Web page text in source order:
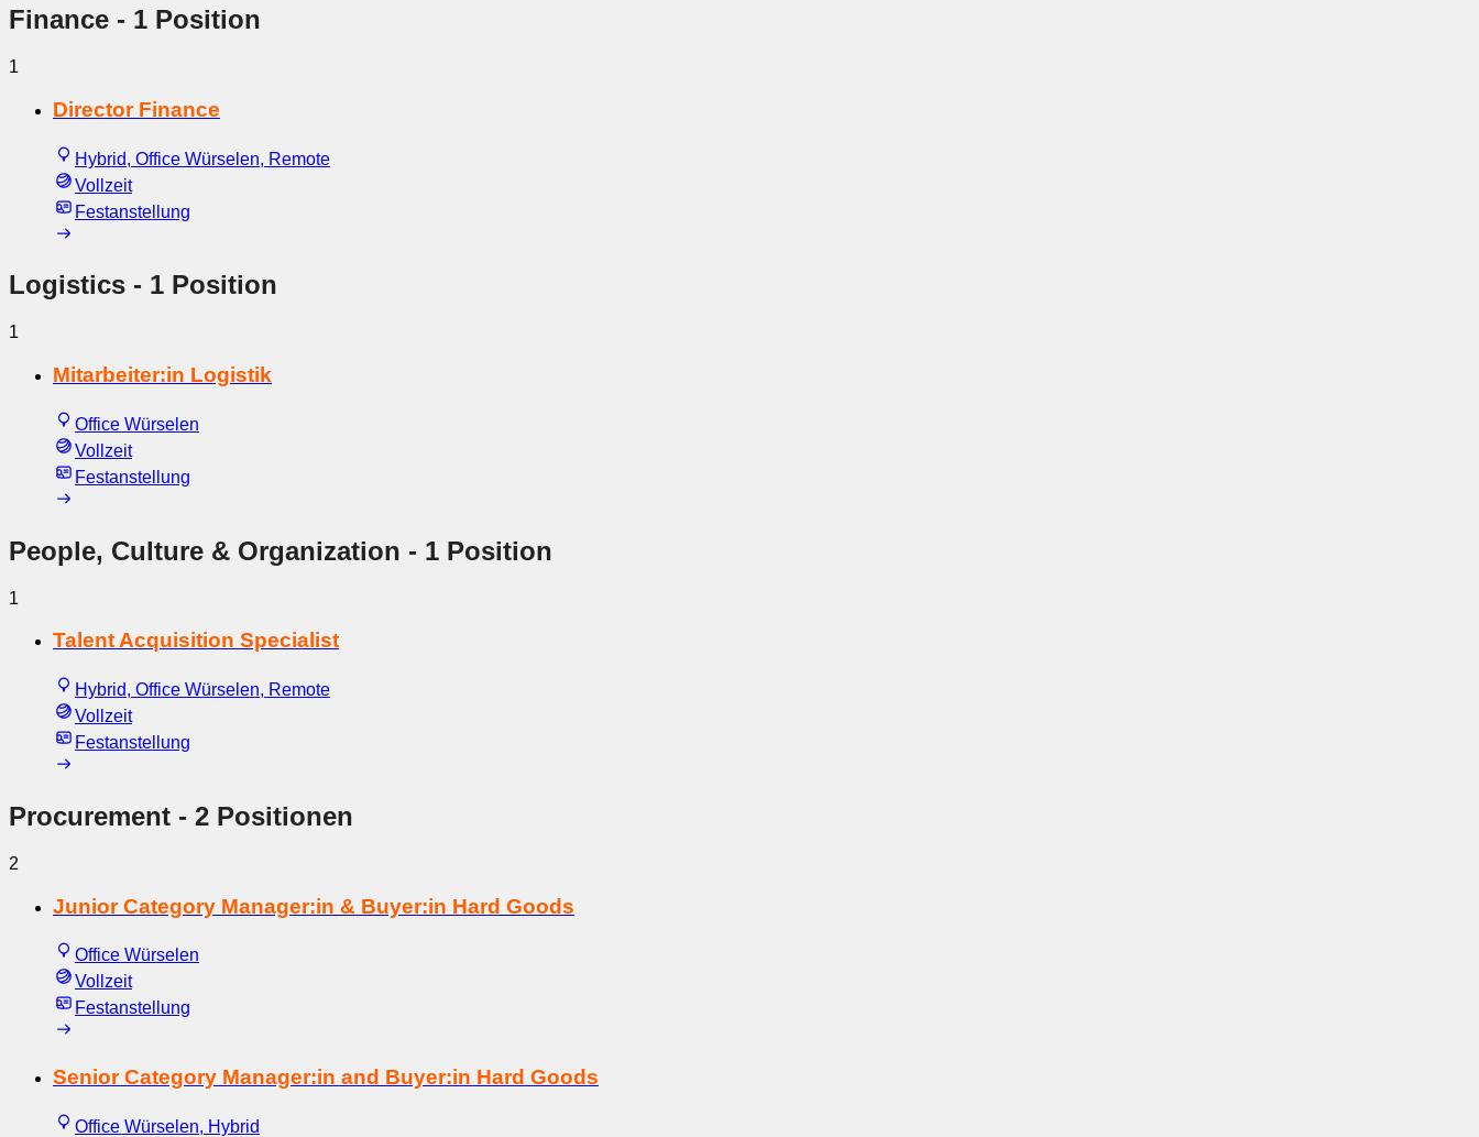
Finance - 1 Position
1
Director Finance
Hybrid, Office Würselen, Remote
Vollzeit
Festanstellung
Logistics - 1 Position
1
Mitarbeiter:in Logistik
Office Würselen
Vollzeit
Festanstellung
People, Culture & Organization - 1 Position
1
Talent Acquisition Specialist
Hybrid, Office Würselen, Remote
Vollzeit
Festanstellung
Procurement - 2 Positionen
2
Junior Category Manager:in & Buyer:in Hard Goods
Office Würselen
Vollzeit
Festanstellung
Senior Category Manager:in and Buyer:in Hard Goods
Office Würselen, Hybrid